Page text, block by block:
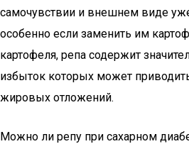
самочувствии и внешнем виде
особенно если заменить им
картофеля, репа содержит
избыток которых может
жировых отложений.
Можно ли репу при сахарном